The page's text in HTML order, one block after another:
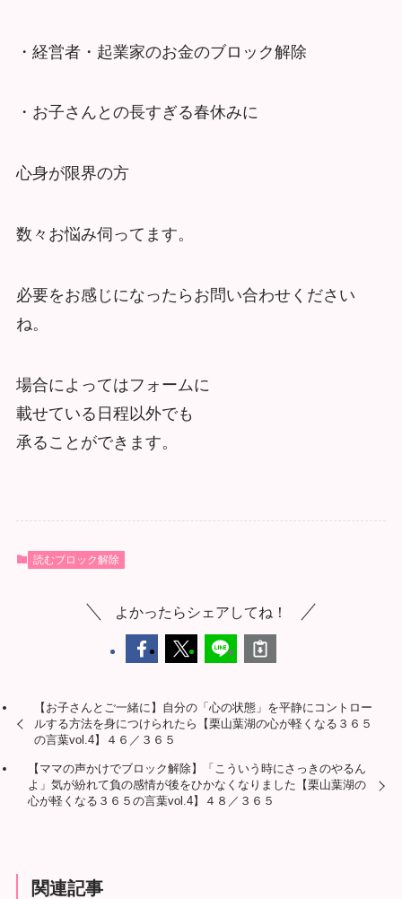
・経営者・起業家のお金のブロック解除
・お子さんとの長すぎる春休みに
心身が限界の方
数々お悩み伺ってます。
必要をお感じになったらお問い合わせください
ね。
場合によってはフォームに
載せている日程以外でも
承ることができます。
読むブロック解除
よかったらシェアしてね！
【お子さんとご一緒に】自分の「心の状態」を平静にコントロー
ルする方法を身につけられたら【栗山葉湖の心が軽くなる３６５
の言葉vol.4】４６／３６５
【ママの声かけでブロック解除】「こういう時にさっきのやるん
よ」気が紛れて負の感情が後をひかなくなりました【栗山葉湖の
心が軽くなる３６５の言葉vol.4】４８／３６５
関連記事